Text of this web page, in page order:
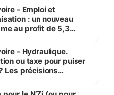
- Emploi et
: un nouveau
au profit de 5,3
- Hydraulique.
ou taxe pour puiser
Les précisions